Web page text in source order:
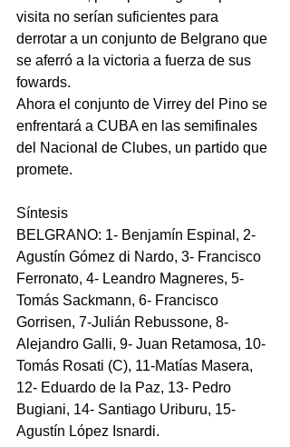
visita no serían suficientes para
derrotar a un conjunto de Belgrano que
se aferró a la victoria a fuerza de sus
fowards.
Ahora el conjunto de Virrey del Pino se
enfrentará a CUBA en las semifinales
del Nacional de Clubes, un partido que
promete.
Síntesis
BELGRANO: 1- Benjamín Espinal, 2-
Agustín Gómez di Nardo, 3- Francisco
Ferronato, 4- Leandro Magneres, 5-
Tomás Sackmann, 6- Francisco
Gorrisen, 7-Julián Rebussone, 8-
Alejandro Galli, 9- Juan Retamosa, 10-
Tomás Rosati (C), 11-Matías Masera,
12- Eduardo de la Paz, 13- Pedro
Bugiani, 14- Santiago Uriburu, 15-
Agustín López Isnardi.